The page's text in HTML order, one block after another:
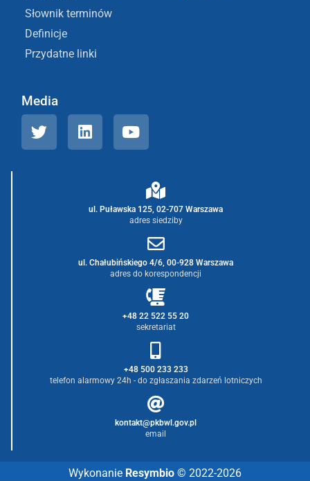
Słownik terminów
Definicje
Przydatne linki
Media
ul. Puławska 125, 02-707 Warszawa
adres siedziby
ul. Chałubińskiego 4/6, 00-928 Warszawa
adres do korespondencji
+48 22 522 55 20
sekretariat
+48 500 233 233
telefon alarmowy 24h - do zgłaszania zdarzeń lotniczych
kontakt@pkbwl.gov.pl
email
Wykonanie Resymbio © 2022-2026